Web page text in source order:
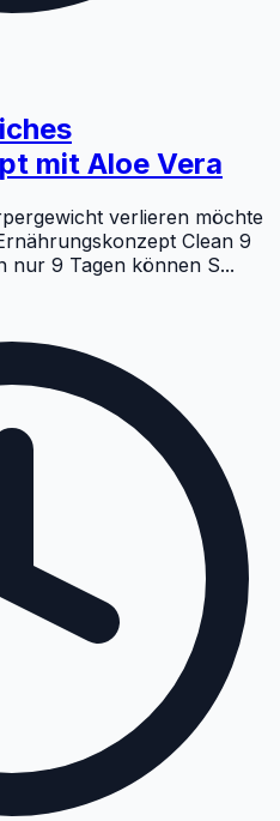
mit Aloe Vera
verlieren möchte
Clean 9
nur 9 Tagen können S...